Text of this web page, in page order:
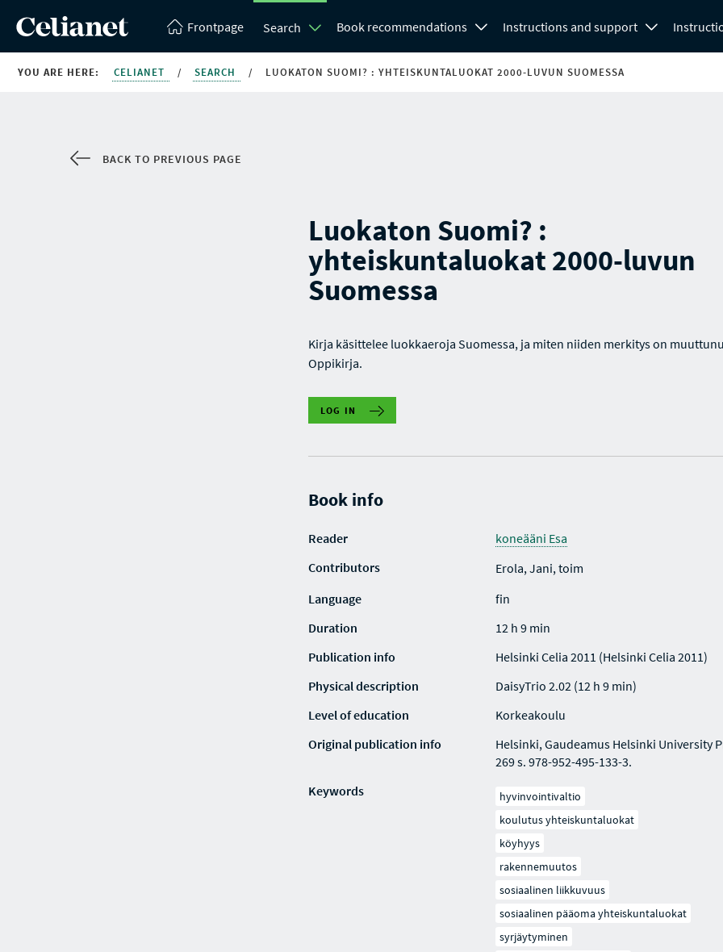
Frontpage Search Book recommendations Instructions and support
YOU ARE HERE: CELIANET / SEARCH / LUOKATON SUOMI? : YHTEISKUNTALUOKAT 2000-LUVUN SUOMESSA
BACK TO PREVIOUS PAGE
Luokaton Suomi? :
yhteiskuntaluokat 2000-luvun
Suomessa
Kirja käsittelee luokkaeroja Suomessa, ja miten niiden merkitys on
Oppikirja.
LOG IN
Book info
Reader
koneääni Esa
Contributors
Erola, Jani, toim
Language
fin
Duration
12 h 9 min
Publication info
Helsinki Celia 2011 (Helsinki Celia 2011)
Physical description
DaisyTrio 2.02 (12 h 9 min)
Level of education
Korkeakoulu
Original publication info
Helsinki, Gaudeamus Helsinki University
269 s. 978-952-495-133-3.
Keywords
hyvinvointivaltio
koulutus yhteiskuntaluokat
köyhyys
rakennemuutos
sosiaalinen liikkuvuus
sosiaalinen pääoma yhteiskuntaluokat
syrjäytyminen